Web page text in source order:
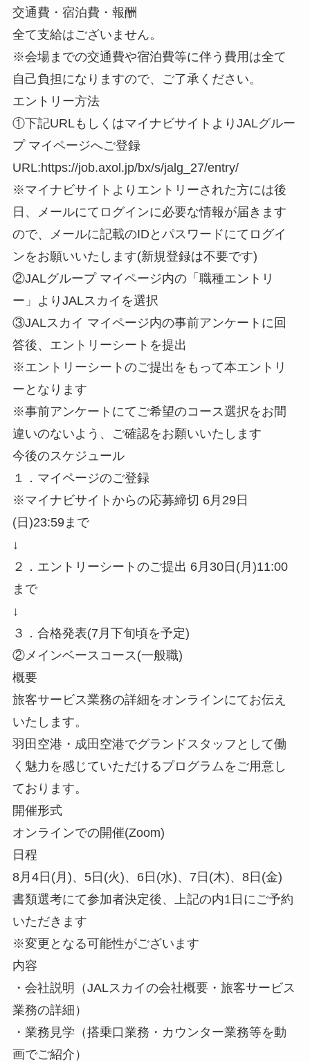
交通費・宿泊費・報酬
全て支給はございません。
※会場までの交通費や宿泊費等に伴う費用は全て
自己負担になりますので、ご了承ください。
エントリー方法
①下記URLもしくはマイナビサイトよりJALグルー
プ マイページへご登録
URL:https://job.axol.jp/bx/s/jalg_27/entry/
※マイナビサイトよりエントリーされた方には後
日、メールにてログインに必要な情報が届きます
ので、メールに記載のIDとパスワードにてログイ
ンをお願いいたします(新規登録は不要です)
②JALグループ マイページ内の「職種エントリ
ー」よりJALスカイを選択
③JALスカイ マイページ内の事前アンケートに回
答後、エントリーシートを提出
※エントリーシートのご提出をもって本エントリ
ーとなります
※事前アンケートにてご希望のコース選択をお間
違いのないよう、ご確認をお願いいたします
今後のスケジュール
１．マイページのご登録
※マイナビサイトからの応募締切 6月29日
(日)23:59まで
↓
２．エントリーシートのご提出 6月30日(月)11:00
まで
↓
３．合格発表(7月下旬頃を予定)
②メインベースコース(一般職)
概要
旅客サービス業務の詳細をオンラインにてお伝え
いたします。
羽田空港・成田空港でグランドスタッフとして働
く魅力を感じていただけるプログラムをご用意し
ております。
開催形式
オンラインでの開催(Zoom)
日程
8月4日(月)、5日(火)、6日(水)、7日(木)、8日(金)
書類選考にて参加者決定後、上記の内1日にご予約
いただきます
※変更となる可能性がございます
内容
・会社説明（JALスカイの会社概要・旅客サービス
業務の詳細）
・業務見学（搭乗口業務・カウンター業務等を動
画でご紹介）